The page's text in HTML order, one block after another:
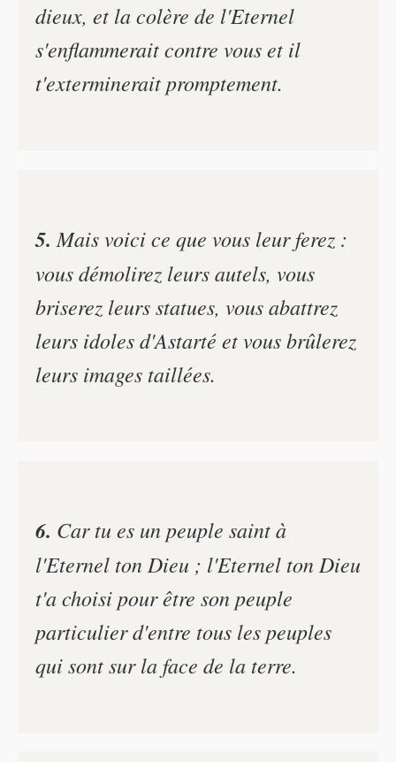
dieux, et la colère de l'Eternel
s'enflammerait contre vous et il
t'exterminerait promptement.
5. Mais voici ce que vous leur ferez :
vous démolirez leurs autels, vous
briserez leurs statues, vous abattrez
leurs idoles d'Astarté et vous brûlerez
leurs images taillées.
6. Car tu es un peuple saint à
l'Eternel ton Dieu ; l'Eternel ton Dieu
t'a choisi pour être son peuple
particulier d'entre tous les peuples
qui sont sur la face de la terre.